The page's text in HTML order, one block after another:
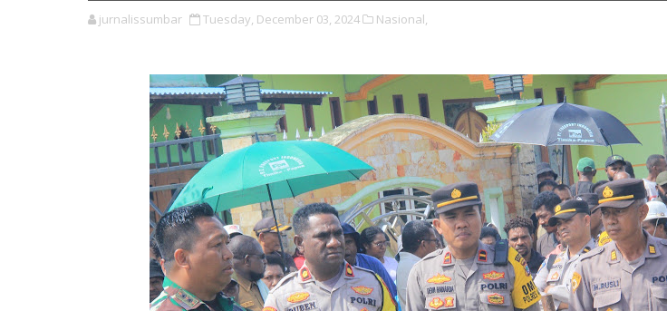
jurnalissumbar Tuesday, December 03, 2024 Nasional,